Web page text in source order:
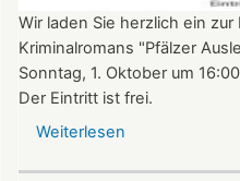
Wir laden Sie herzlich ein
Kriminalromans "Pfälzer
Sonntag, 1. Oktober um
Der Eintritt ist frei.
Weiterlesen